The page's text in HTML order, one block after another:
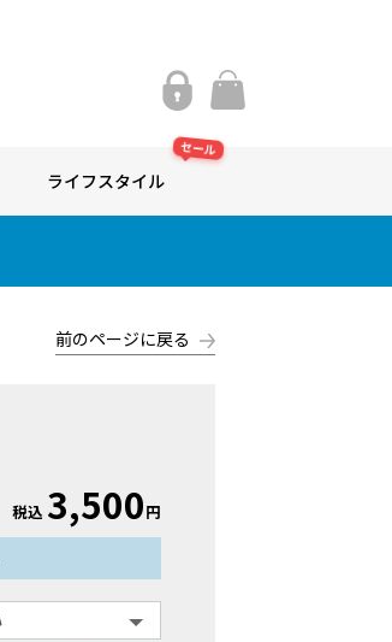
ライフスタイル
セール
前のページに戻る
税込 3,500円